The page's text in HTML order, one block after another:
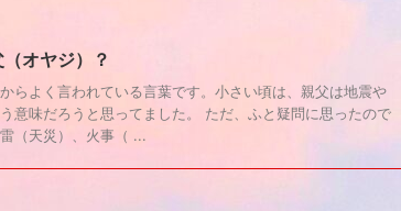
オヤジ）？
らよく言われている言葉です。小さい頃は、親父は地震や
意味だろうと思ってました。 ただ、ふと疑問に思ったので
（天災）、火事（ ...